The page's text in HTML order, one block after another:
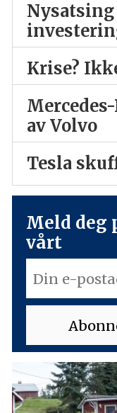
Krise?
av Volvo
Tesla
Meld deg
vårt